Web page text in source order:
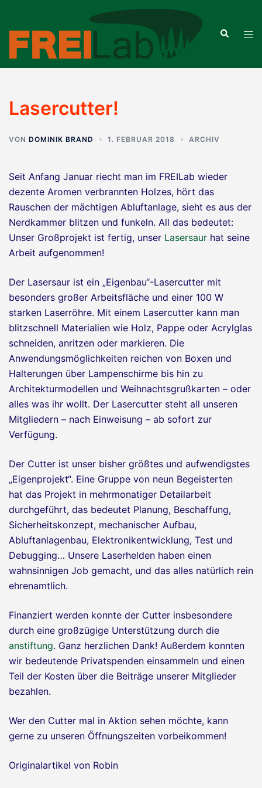
springen
Suche
Lasercutter!
VON DOMINIK BRAND 1. FEBRUAR 2018 ARCHIV
Seit Anfang Januar riecht man im FREILab wieder
dezente Aromen verbrannten Holzes, hört das
Rauschen der mächtigen Abluftanlage, sieht es aus der
Nerdkammer blitzen und funkeln. All das bedeutet:
Unser Großprojekt ist fertig, unser Lasersaur hat seine
Arbeit aufgenommen!
Der Lasersaur ist ein „Eigenbau“-Lasercutter mit
besonders großer Arbeitsfläche und einer 100 W
starken Laserröhre. Mit einem Lasercutter kann man
blitzschnell Materialien wie Holz, Pappe oder Acrylglas
schneiden, anritzen oder markieren. Die
Anwendungsmöglichkeiten reichen von Boxen und
Halterungen über Lampenschirme bis hin zu
Architekturmodellen und Weihnachtsgrußkarten – oder
alles was ihr wollt. Der Lasercutter steht all unseren
Mitgliedern – nach Einweisung – ab sofort zur
Verfügung.
Der Cutter ist unser bisher größtes und aufwendigstes
„Eigenprojekt“. Eine Gruppe von neun Begeisterten
hat das Projekt in mehrmonatiger Detailarbeit
durchgeführt, das bedeutet Planung, Beschaffung,
Sicherheitskonzept, mechanischer Aufbau,
Abluftanlagenbau, Elektronikentwicklung, Test und
Debugging… Unsere Laserhelden haben einen
wahnsinnigen Job gemacht, und das alles natürlich rein
ehrenamtlich.
Finanziert werden konnte der Cutter insbesondere
durch eine großzügige Unterstützung durch die
anstiftung. Ganz herzlichen Dank! Außerdem konnten
wir bedeutende Privatspenden einsammeln und einen
Teil der Kosten über die Beiträge unserer Mitglieder
bezahlen.
Wer den Cutter mal in Aktion sehen möchte, kann
gerne zu unseren Öffnungszeiten vorbeikommen!
Originalartikel von Robin